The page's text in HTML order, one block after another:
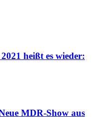
heißt es wieder:
MDR-Show aus